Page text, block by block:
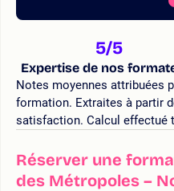
5/5
Expertise de nos
Notes moyennes attribuées
formation. Extraites à partir
satisfaction. Calcul effectué
Réserver une
des Métropoles –